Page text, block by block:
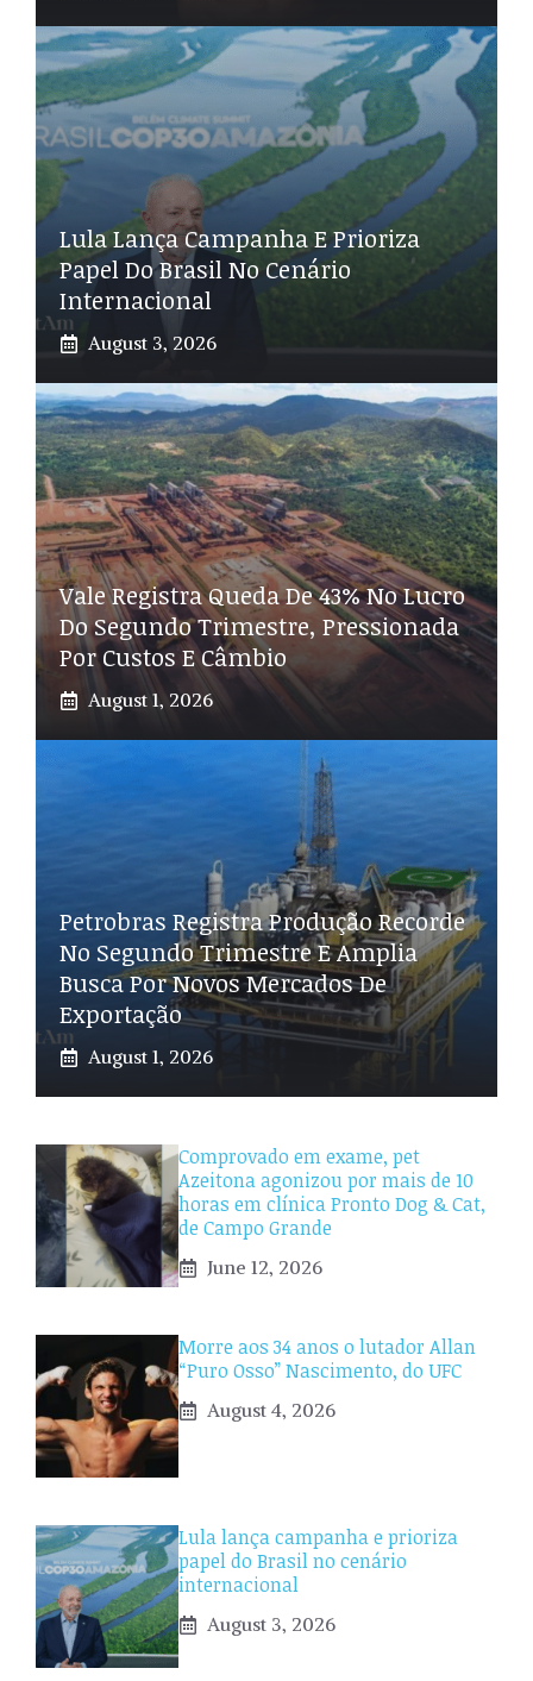
Lula Lança Campanha E Prioriza
Papel Do Brasil No Cenário
Internacional
August 3, 2026
Vale Registra Queda De 43% No Lucro
Do Segundo Trimestre, Pressionada
Por Custos E Câmbio
August 1, 2026
Petrobras Registra Produção Recorde
No Segundo Trimestre E Amplia
Busca Por Novos Mercados De
Exportação
August 1, 2026
Comprovado em exame, pet
Azeitona agonizou por mais de 10
horas em clínica Pronto Dog & Cat,
de Campo Grande
June 12, 2026
Morre aos 34 anos o lutador Allan
“Puro Osso” Nascimento, do UFC
August 4, 2026
Lula lança campanha e prioriza
papel do Brasil no cenário
internacional
August 3, 2026